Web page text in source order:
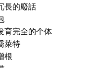
長的廢話
育完全的个体
萊特
根